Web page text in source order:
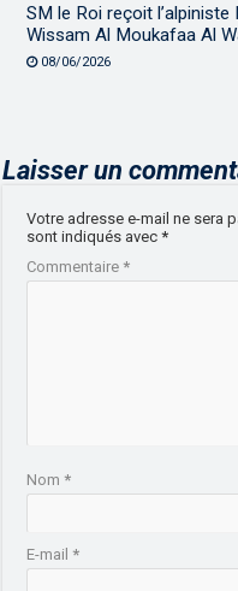
SM le Roi reçoit
Wissam Al Moukafaa Al
08/06/2026
Laisser un
Votre adresse e-mail ne sera
sont indiqués avec*
Commentaire*
Nom*
E-mail*